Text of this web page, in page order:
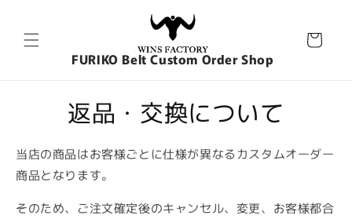
進む
FURIKO Belt Custom Order Shop
ン
返品・交換について
当店の商品はお客様ごとに仕様が異なるカスタムオーダー
商品となります。
そのため、ご注文確定後のキャンセル、変更、お客様都合